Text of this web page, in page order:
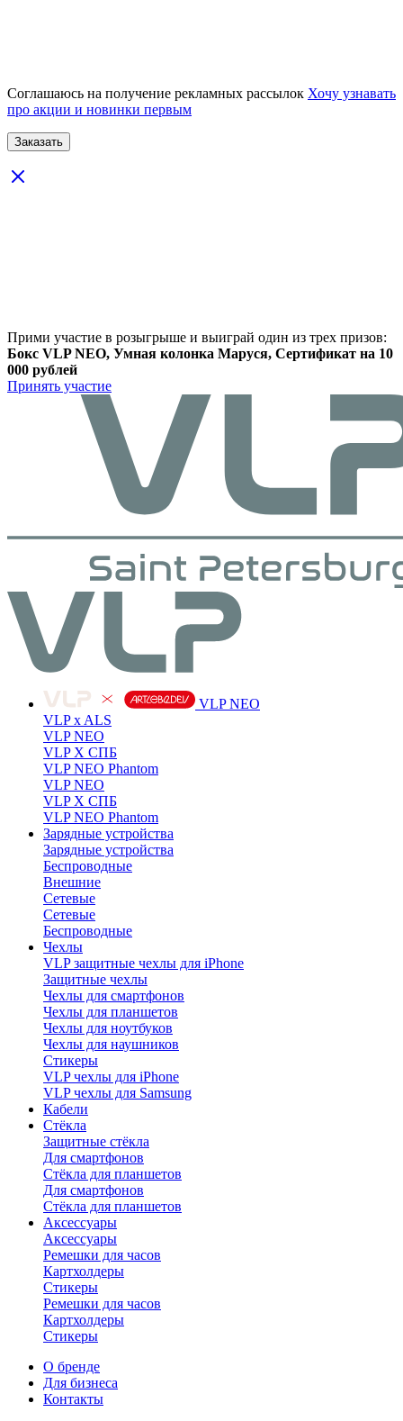
Соглашаюсь на получение рекламных рассылок Хочу узнавать
про акции и новинки первым
Прими участие в розыгрыше и выиграй один из трех призов:
Бокс VLP NEO, Умная колонка Маруся, Сертификат на 10
000 рублей
Принять участие
VLP NEO
VLP x ALS
VLP NEO
VLP X СПБ
VLP NEO Phantom
VLP NEO
VLP X СПБ
VLP NEO Phantom
Зарядные устройства
Зарядные устройства
Беспроводные
Внешние
Сетевые
Сетевые
Беспроводные
Чехлы
VLP защитные чехлы для iPhone
Защитные чехлы
Чехлы для смартфонов
Чехлы для планшетов
Чехлы для ноутбуков
Чехлы для наушников
Стикеры
VLP чехлы для iPhone
VLP чехлы для Samsung
Кабели
Стёкла
Защитные стёкла
Для смартфонов
Стёкла для планшетов
Для смартфонов
Стёкла для планшетов
Аксессуары
Аксессуары
Ремешки для часов
Картхолдеры
Стикеры
Ремешки для часов
Картхолдеры
Стикеры
О бренде
Для бизнеса
Контакты